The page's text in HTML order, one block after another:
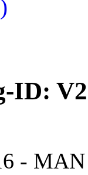
ID:
-